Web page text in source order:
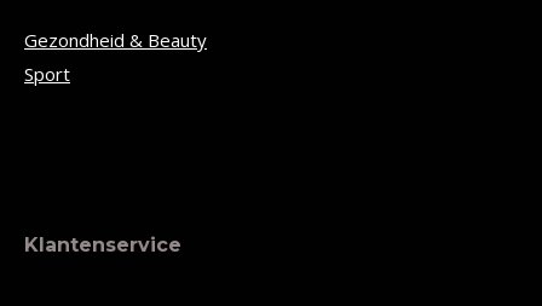
Gezondheid & Beauty
Sport
Klantenservice